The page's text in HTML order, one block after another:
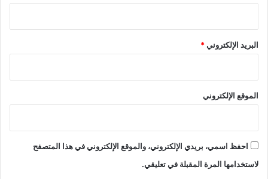
البريد الإلكتروني*
الموقع الإلكتروني
احفظ اسمي، بريدي الإلكتروني، والموقع الإلكتروني في هذا المتصفح
لاستخدامها المرة المقبلة في تعليقي.